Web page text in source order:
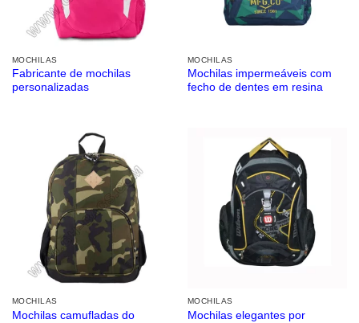
MOCHILAS
Fabricante de mochilas
personalizadas
MOCHILAS
Mochilas impermeáveis ​​com
fecho de dentes em resina
MOCHILAS
Mochilas camufladas do
MOCHILAS
Mochilas elegantes por